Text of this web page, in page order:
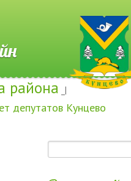
района _|
депутатов Кунцево